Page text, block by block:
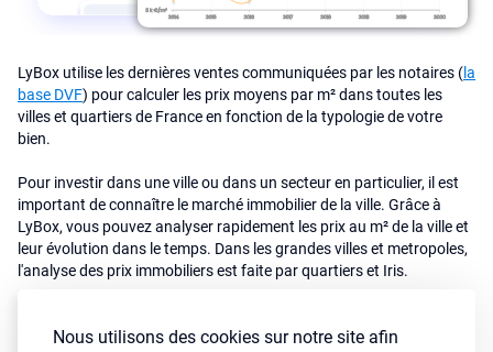
Nous utilisons des cookies sur notre site afin
LyBox utilise les dernières ventes communiquées par les notaires (la
base DVF) pour calculer les prix moyens par m² dans toutes les
villes et quartiers de France en fonction de la typologie de votre
bien.
Pour investir dans une ville ou dans un secteur en particulier, il est
important de connaître le marché immobilier de la ville. Grâce à
LyBox, vous pouvez analyser rapidement les prix au m² de la ville et
leur évolution dans le temps. Dans les grandes villes et metropoles,
l'analyse des prix immobiliers est faite par quartiers et Iris.